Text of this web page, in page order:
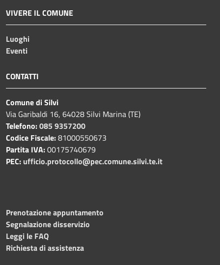
VIVERE IL COMUNE
Luoghi
Eventi
CONTATTI
Comune di Silvi
Via Garibaldi 16, 64028 Silvi Marina (TE)
Telefono:085 9357200
Codice Fiscale:81000550673
Partita IVA:00175740679
PEC: ufficio.protocollo@pec.comune.silvi.te.it
Prenotazione appuntamento
Segnalazione disservizio
Leggi le FAQ
Richiesta di assistenza